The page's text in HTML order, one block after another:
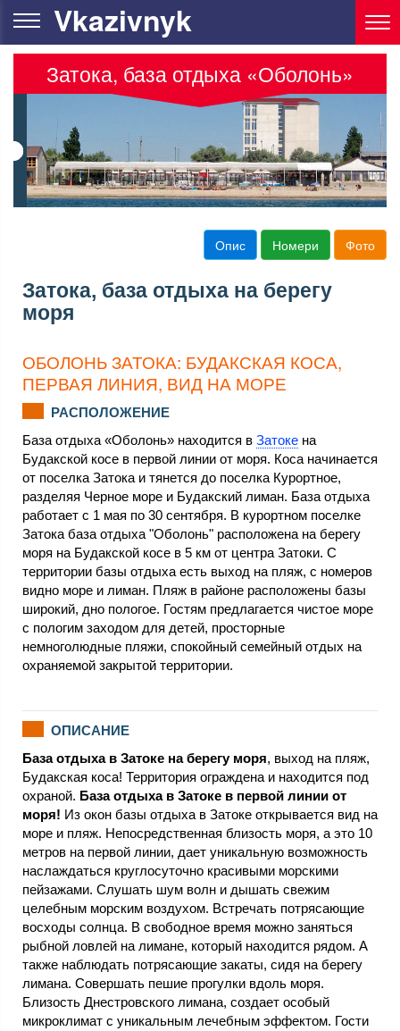
Vkazivnyk
Затока, база отдыха «Оболонь»
Опис Номери Фото
Затока, база отдыха на берегу
моря
ОБОЛОНЬ ЗАТОКА: БУДАКСКАЯ КОСА,
ПЕРВАЯ ЛИНИЯ, ВИД НА МОРЕ
РАСПОЛОЖЕНИЕ
База отдыха «Оболонь» находится в Затоке на
Будакской косе в первой линии от моря. Коса начинается
от поселка Затока и тянется до поселка Курортное,
разделяя Черное море и Будакский лиман. База отдыха
работает с 1 мая по 30 сентября. В курортном поселке
Затока база отдыха "Оболонь" расположена на берегу
моря на Будакской косе в 5 км от центра Затоки. С
территории базы отдыха есть выход на пляж, с номеров
видно море и лиман. Пляж в районе расположены базы
широкий, дно пологое. Гостям предлагается чистое море
с пологим заходом для детей, просторные
немноголюдные пляжи, спокойный семейный отдых на
охраняемой закрытой территории.
ОПИСАНИЕ
База отдыха в Затоке на берегу моря, выход на пляж,
Будакская коса! Территория ограждена и находится под
охраной. База отдыха в Затоке в первой линии от
моря! Из окон базы отдыха в Затоке открывается вид на
море и пляж. Непосредственная близость моря, а это 10
метров на первой линии, дает уникальную возможность
наслаждаться круглосуточно красивыми морскими
пейзажами. Слушать шум волн и дышать свежим
целебным морским воздухом. Встречать потрясающие
восходы солнца. В свободное время можно заняться
рыбной ловлей на лимане, который находится рядом. А
также наблюдать потрясающие закаты, сидя на берегу
лимана. Совершать пешие прогулки вдоль моря.
Близость Днестровского лимана, создает особый
микроклимат с уникальным лечебным эффектом. Гости